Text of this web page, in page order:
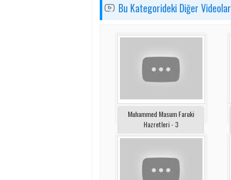
Bu Kategorideki Diğer Videolar
Muhammed Masum Faruki
Hazretleri - 3